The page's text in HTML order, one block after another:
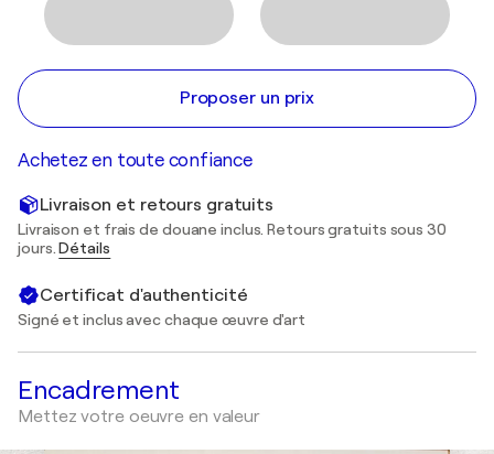
Proposer un prix
Achetez en toute confiance
Livraison et retours gratuits
Livraison et frais de douane inclus. Retours gratuits sous 30
jours.Détails
Certificat d'authenticité
Signé et inclus avec chaque œuvre d'art
Encadrement
Mettez votre oeuvre en valeur